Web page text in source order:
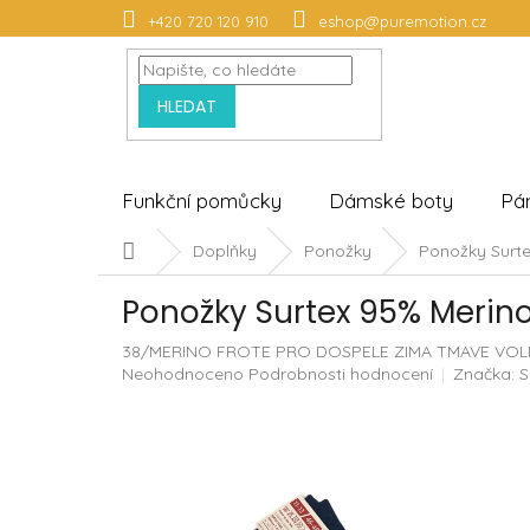
na
+420 720 120 910 eshop@puremotion.cz
HLEDAT
Funkční pomůcky Dámské boty
Domů Doplňky Ponožky Ponožky
Ponožky Surtex 95%
38/MERINO FROTE PRO DOSPELE ZIMA TMAVE
Průměrné
Neohodnoceno Podrobnosti hodnocení Značka: